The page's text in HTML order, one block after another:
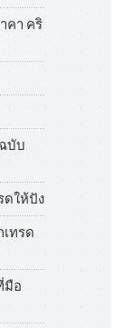
คา คริ
บับ
ดให้ปัง
ทรด
มือ